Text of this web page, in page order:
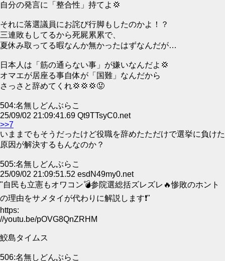
自分の発言に「整合性」持てよ💢
それに落選議員にお詫び行脚もしたのかよ！？
三連敗もしてるから死屍累累で、
夏休み取ってる暇なんか無かったはずなんだが…
日本人は「筋の通らない事」が嫌いなんだよ💢
オマエが居座る事自体が「国難」なんだから
さっさと辞めてくれ💢💢💢😡
504:名無しどんぶらこ
25/09/02 21:09:41.69 Qt9TTsyC0.net
>>7
いままでもそうだったけど役職を辞めたただけで選挙に負けた
原因が解決するもんなのか？
505:名無しどんぶらこ
25/09/02 21:09:51.52 esdN49my0.net
"自民も立憲もオワコン💣参院選総括ズレズレ🔥惨敗のホント
の理由をサメタイが代わりに解説します❗"
https:
//youtu.be/pOVG8QnZRHM
鮫島タイムス
506:名無しどんぶらこ